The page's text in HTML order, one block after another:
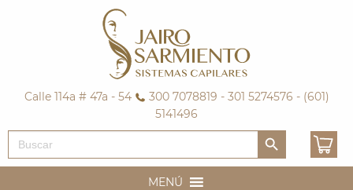
Calle 114a # 47a - 54
300 7078819 - 301 5274576 - (601)
5141496
Buscar:
Botón de búsqueda
MENÚ